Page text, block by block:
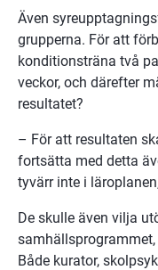
Även
grupperna. För att
konditionsträna två
veckor, och därefter
resultatet?
– För att resultaten
fortsätta med detta
tyvärr inte i
De skulle även vilja
Både kurator,